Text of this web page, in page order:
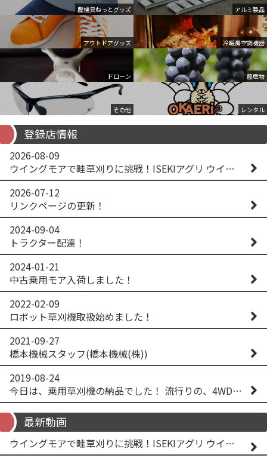
農機具ねっとグッズ アルミ製品
アウトドアグッズ 冷暖房空調機器
ドローン 農産物
その他 レンタル
登録店情報
2026-08-09
ウイングモアで畦草刈りに挑戦！ISEKIアグリ ウイングモア WM746AF
2026-07-12
リンクページの更新！
2024-09-04
トラクター配達！
2024-01-21
中古乗用モア入荷しました！
2022-02-09
ロボット草刈機取扱始めました！
2021-09-27
橋本機械スタッフ(橋本機械(株))
2019-08-24
今日は、乗用草刈機の納品でした！ 流行りの、4WD！ #イセキアグリ #オーレック #四駆 #増税間近
最新動画
ウイングモアで畦草刈りに挑戦！ISEKIアグリ ウイングモア WM746AF